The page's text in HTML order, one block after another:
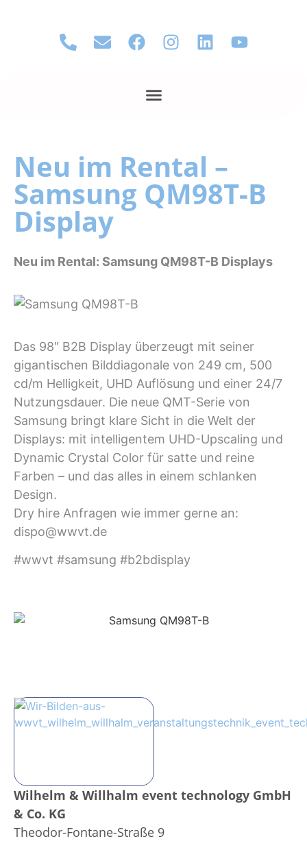
Neu im Rental –
Samsung QM98T-B
Display
Neu im Rental: Samsung QM98T-B Displays
Das 98″ B2B Display überzeugt mit seiner
gigantischen Bilddiagonale von 249 cm, 500
cd/m Helligkeit, UHD Auflösung und einer 24/7
Nutzungsdauer. Die neue QMT-Serie von
Samsung bringt klare Sicht in die Welt der
Displays: mit intelligentem UHD-Upscaling und
Dynamic Crystal Color für satte und reine
Farben – und das alles in einem schlanken
Design.
Dry hire Anfragen wie immer gerne an:
dispo@wwvt.de
#wwvt #samsung #b2bdisplay
Wilhelm & Willhalm event technology GmbH
& Co. KG
Theodor-Fontane-Straße 9